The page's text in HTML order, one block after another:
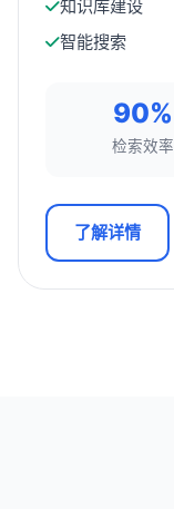
知识库建设
智能搜索
90%
检索效率
了解详情